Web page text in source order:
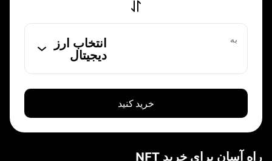
راه آسان برای خرید NFT
به
انتخاب ارز
دیجیتال
خرید کنید